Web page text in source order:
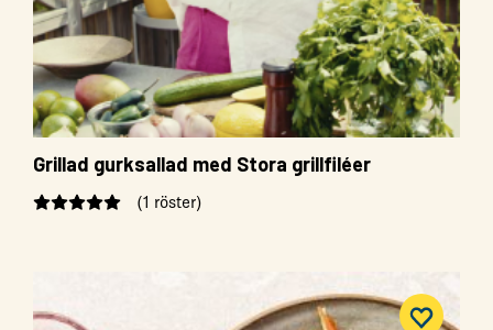
Grillad gurksallad med Stora grillfiléer
(1 röster)